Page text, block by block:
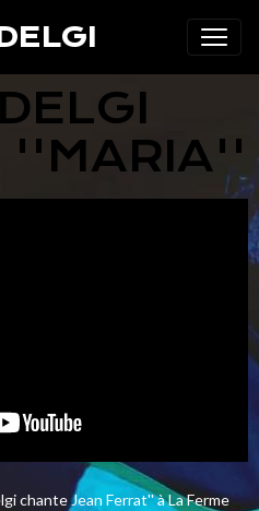
''MARIA''
chante Jean Ferrat'' à La Ferme